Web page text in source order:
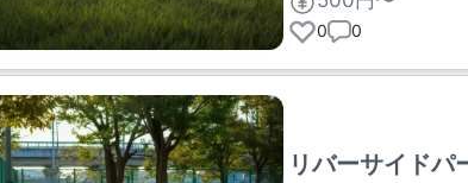
0 0
リバーサイドパ